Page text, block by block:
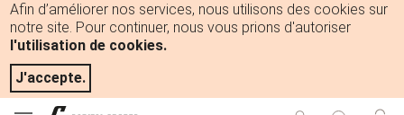
Afin d’améliorer nos services, nous utilisons des cookies sur
notre site. Pour continuer, nous vous prions d'autoriser
l'utilisation de cookies.
J'accepte.